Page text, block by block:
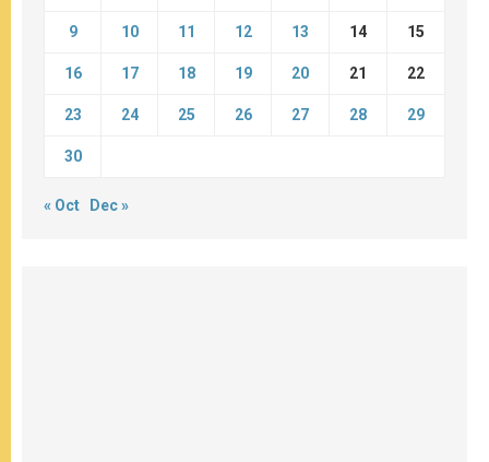
9 10 11 12 13 14 15
16 17 18 19 20 21 22
23 24 25 26 27 28 29
30
« Oct Dec »